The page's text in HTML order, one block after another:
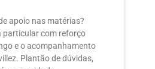
apoio nas matérias?
particular com reforço
e o acompanhamento
Plantão de dúvidas,